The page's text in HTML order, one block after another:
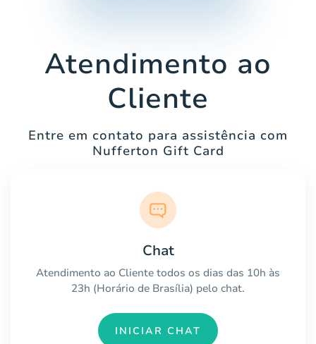
Atendimento ao
Cliente
Entre em contato para assistência com
Nufferton Gift Card
Chat
Atendimento ao Cliente todos os dias das 10h às
23h (Horário de Brasília) pelo chat.
INICIAR CHAT